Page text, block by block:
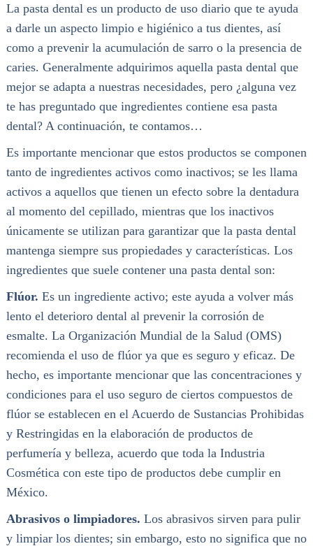
La pasta dental es un producto de uso diario que te ayuda
a darle un aspecto limpio e higiénico a tus dientes, así
como a prevenir la acumulación de sarro o la presencia de
caries. Generalmente adquirimos aquella pasta dental que
mejor se adapta a nuestras necesidades, pero ¿alguna vez
te has preguntado que ingredientes contiene esa pasta
dental? A continuación, te contamos…
Es importante mencionar que estos productos se componen
tanto de ingredientes activos como inactivos; se les llama
activos a aquellos que tienen un efecto sobre la dentadura
al momento del cepillado, mientras que los inactivos
únicamente se utilizan para garantizar que la pasta dental
mantenga siempre sus propiedades y características. Los
ingredientes que suele contener una pasta dental son:
Flúor. Es un ingrediente activo; este ayuda a volver más
lento el deterioro dental al prevenir la corrosión de
esmalte. La Organización Mundial de la Salud (OMS)
recomienda el uso de flúor ya que es seguro y eficaz. De
hecho, es importante mencionar que las concentraciones y
condiciones para el uso seguro de ciertos compuestos de
flúor se establecen en el Acuerdo de Sustancias Prohibidas
y Restringidas en la elaboración de productos de
perfumería y belleza, acuerdo que toda la Industria
Cosmética con este tipo de productos debe cumplir en
México.
Abrasivos o limpiadores. Los abrasivos sirven para pulir
y limpiar los dientes; sin embargo, esto no significa que no